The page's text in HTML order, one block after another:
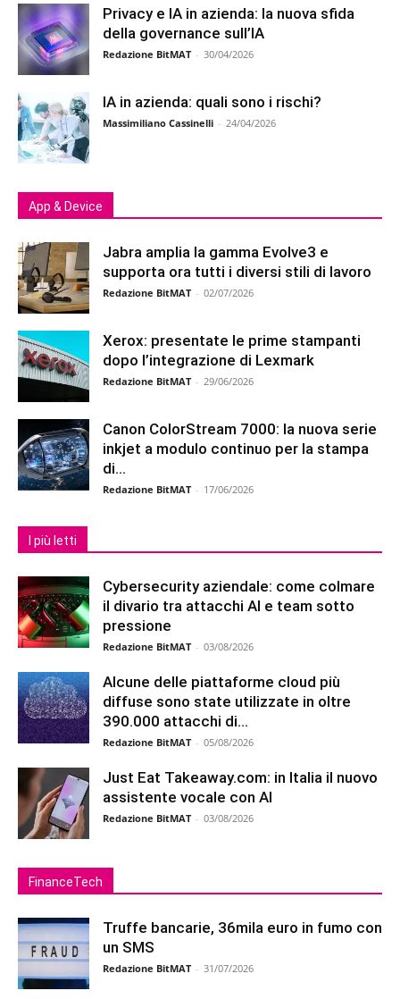
Privacy e IA in azienda: la nuova sfida
della governance sull’IA
Redazione BitMAT - 30/04/2026
IA in azienda: quali sono i rischi?
Massimiliano Cassinelli - 24/04/2026
App & Device
Jabra amplia la gamma Evolve3 e
supporta ora tutti i diversi stili di lavoro
Redazione BitMAT - 02/07/2026
Xerox: presentate le prime stampanti
dopo l’integrazione di Lexmark
Redazione BitMAT - 29/06/2026
Canon ColorStream 7000: la nuova serie
inkjet a modulo continuo per la stampa
di...
Redazione BitMAT - 17/06/2026
I più letti
Cybersecurity aziendale: come colmare
il divario tra attacchi AI e team sotto
pressione
Redazione BitMAT - 03/08/2026
Alcune delle piattaforme cloud più
diffuse sono state utilizzate in oltre
390.000 attacchi di...
Redazione BitMAT - 05/08/2026
Just Eat Takeaway.com: in Italia il nuovo
assistente vocale con AI
Redazione BitMAT - 03/08/2026
FinanceTech
Truffe bancarie, 36mila euro in fumo con
un SMS
Redazione BitMAT - 31/07/2026